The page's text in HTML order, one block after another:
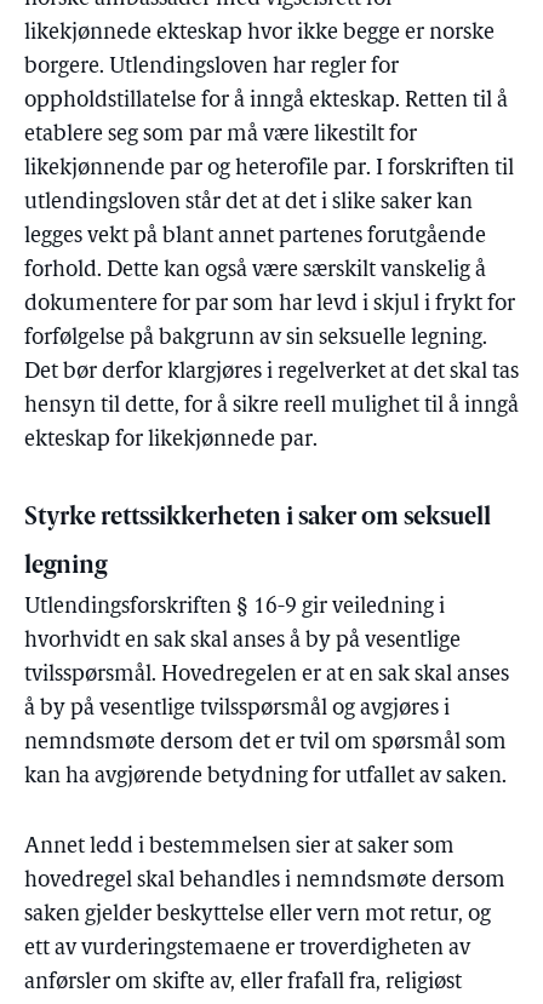
likekjønnede ekteskap hvor ikke begge er norske
borgere. Utlendingsloven har regler for
oppholdstillatelse for å inngå ekteskap. Retten til å
etablere seg som par må være likestilt for
likekjønnende par og heterofile par. I forskriften til
utlendingsloven står det at det i slike saker kan
legges vekt på blant annet partenes forutgående
forhold. Dette kan også være særskilt vanskelig å
dokumentere for par som har levd i skjul i frykt for
forfølgelse på bakgrunn av sin seksuelle legning.
Det bør derfor klargjøres i regelverket at det skal tas
hensyn til dette, for å sikre reell mulighet til å inngå
ekteskap for likekjønnede par.
Styrke rettssikkerheten i saker om seksuell
legning
Utlendingsforskriften § 16-9 gir veiledning i
hvorhvidt en sak skal anses å by på vesentlige
tvilsspørsmål. Hovedregelen er at en sak skal anses
å by på vesentlige tvilsspørsmål og avgjøres i
nemndsmøte dersom det er tvil om spørsmål som
kan ha avgjørende betydning for utfallet av saken.
Annet ledd i bestemmelsen sier at saker som
hovedregel skal behandles i nemndsmøte dersom
saken gjelder beskyttelse eller vern mot retur, og
ett av vurderingstemaene er troverdigheten av
anførsler om skifte av, eller frafall fra, religiøst